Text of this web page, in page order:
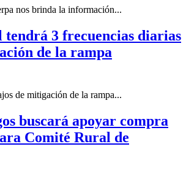
nos brinda la información...
tendrá 3 frecuencias diarias
de la rampa
de mitigación de la rampa...
buscará apoyar compra
Comité Rural de